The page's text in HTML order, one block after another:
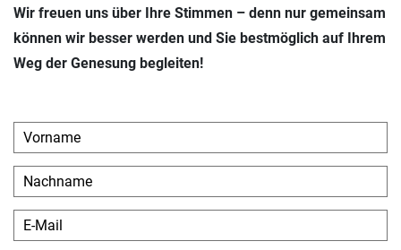
Wir freuen uns über Ihre Stimmen – denn nur gemeinsam
können wir besser werden und Sie bestmöglich auf Ihrem
Weg der Genesung begleiten!